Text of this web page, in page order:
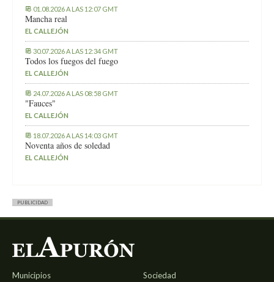
01.08.2026 A LAS 12:07 GMT
Mancha real
EL CALLEJÓN
30.07.2026 A LAS 12:34 GMT
Todos los fuegos del fuego
EL CALLEJÓN
24.07.2026 A LAS 08:58 GMT
"Fauces"
EL CALLEJÓN
18.07.2026 A LAS 14:03 GMT
Noventa años de soledad
EL CALLEJÓN
PUBLICIDAD
Municipios Sociedad